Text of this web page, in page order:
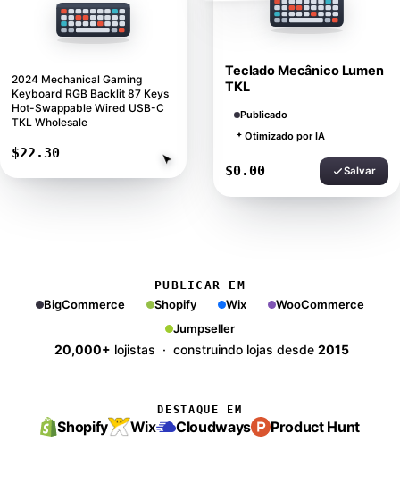
2024 Mechanical Gaming
Keyboard RGB Backlit 87 Keys
Hot-Swappable Wired USB-C
TKL Wholesale
$22.30
importando…
Teclado Mecânico Lumen
TKL
Publicado
Otimizado por IA
$70.47 Salvar
PUBLICAR EM
BigCommerce Shopify Wix
WooCommerce
Jumpseller
20,000+ lojistas · construindo lojas desde 2015
DESTAQUE EM
Shopify Wix Cloudways Product Hunt